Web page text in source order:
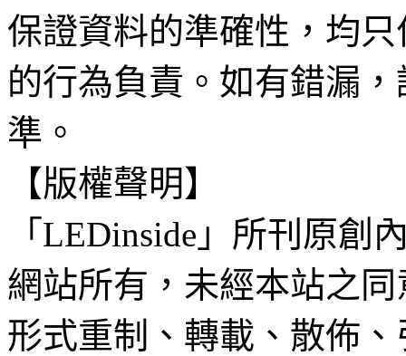
保證資料的準確性，均
的行為負責。如有錯漏
準。
【版權聲明】
「LEDinside」所刊原創
網站所有，未經本站之
形式重制、轉載、散佈